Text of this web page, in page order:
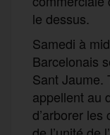
le dessus.
Samedi à
Barcelonais
Sant Jaume.
appellent au
d’arborer les